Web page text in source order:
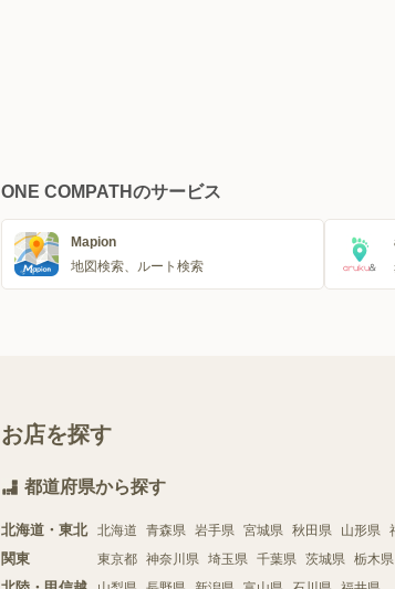
ONE COMPATHのサービス
Mapion
地図検索、ルート検索
お店を探す
都道府県から探す
北海道・東北 北海道 青森県 岩手県 宮城県 秋田県 山形県
関東 東京都 神奈川県 埼玉県 千葉県 茨城県 栃木県